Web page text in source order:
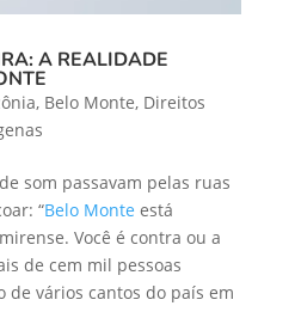
A REALIDADE
, Belo Monte, Direitos
som passavam pelas ruas
“Belo Monte está
Você é contra ou a
de cem mil pessoas
de vários cantos do país em